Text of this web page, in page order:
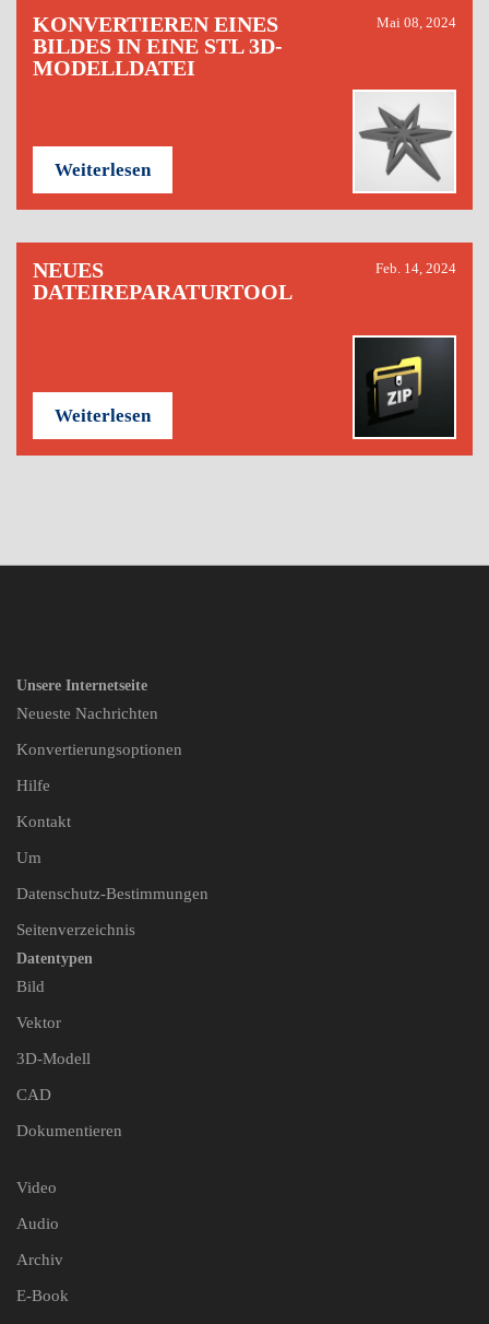
KONVERTIEREN EINES
BILDES IN EINE STL 3D-
MODELLDATEI
Mai 08, 2024
Weiterlesen
NEUES
DATEIREPARATURTOOL
Feb. 14, 2024
Weiterlesen
Unsere Internetseite
Neueste Nachrichten
Konvertierungsoptionen
Hilfe
Kontakt
Um
Datenschutz-Bestimmungen
Seitenverzeichnis
Datentypen
Bild
Vektor
3D-Modell
CAD
Dokumentieren
Video
Audio
Archiv
E-Book